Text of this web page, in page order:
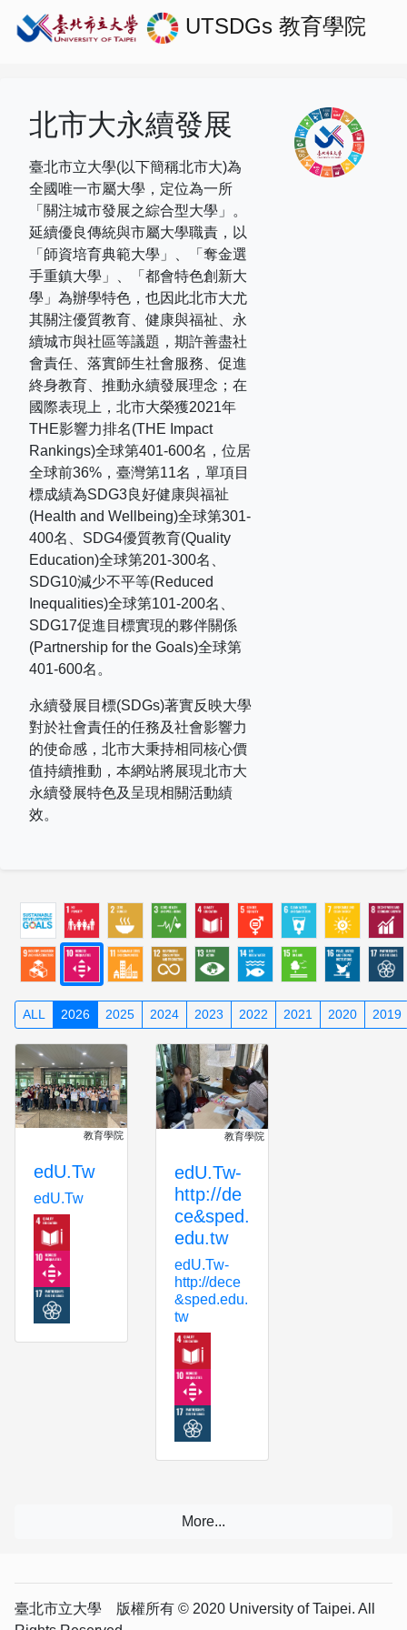
UTSDGs 教育學院
北市大永續發展
臺北市立大學(以下簡稱北市大)為
全國唯一市屬大學，定位為一所
「關注城市發展之綜合型大學」。
延續優良傳統與市屬大學職責，以
「師資培育典範大學」、「奪金選
手重鎮大學」、「都會特色創新大
學」為辦學特色，也因此北市大尤
其關注優質教育、健康與福祉、永
續城市與社區等議題，期許善盡社
會責任、落實師生社會服務、促進
終身教育、推動永續發展理念；在
國際表現上， 北市大榮獲2021年
THE影響力排名(THE Impact
Rankings)全球第401-600名，位居
全球前36% ，臺灣第11名，單項目
標成績為SDG3良好健康與福祉
(Health and Wellbeing)全球第301-
400名、 SDG4優質教育(Quality
Education)全球第201-300名、
SDG10減少不平等(Reduced
Inequalities)全球第101-200名、
SDG17促進目標實現的夥伴關係
(Partnership for the Goals)全球第
401-600名。
永續發展目標(SDGs)著實反映大學
對於社會責任的任務及社會影響力
的使命感，北市大秉持相同核心價
值持續推動，本網站將展現北市大
永續發展特色及呈現相關活動績
效。
ALL 2026 2025 2024 2023 2022 2021 2020 2019
教育學院
edU.Tw
edU.Tw
教育學院
edU.Tw-
http://de
ce&sped.
edu.tw
edU.Tw-
http://dece
&sped.edu.
tw
臺北市立大學 版權所有 © 2020 University of Taipei. All